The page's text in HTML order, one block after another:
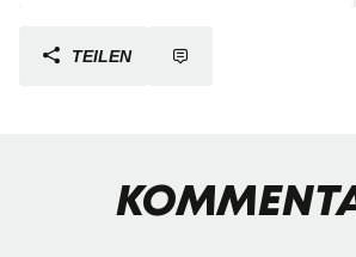
TEILEN